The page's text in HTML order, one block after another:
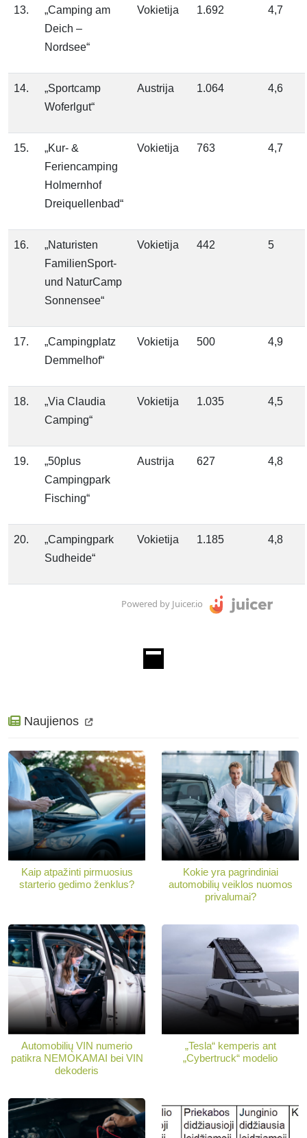
13.
„Camping am
Deich –
Nordsee“
Vokietija 1.692 4,7
14.
„Sportcamp
Woferlgut“
Austrija 1.064 4,6
15.
„Kur- &
Feriencamping
Holmernhof
Dreiquellenbad“
Vokietija 763 4,7
16.
„Naturisten
FamilienSport-
und NaturCamp
Sonnensee“
Vokietija 442 5
17.
„Campingplatz
Demmelhof“
Vokietija 500 4,9
18.
„Via Claudia
Camping“
Vokietija 1.035 4,5
19.
„50plus
Campingpark
Fisching“
Austrija 627 4,8
20.
„Campingpark
Sudheide“
Vokietija 1.185 4,8
Powered by Juicer.io
Naujienos
Kaip atpažinti pirmuosius
starterio gedimo ženklus?
Kokie yra pagrindiniai
automobilių veiklos nuomos
privalumai?
Automobilių VIN numerio
patikra NEMOKAMAI bei VIN
dekoderis
„Tesla“ kemperis ant
„Cybertruck“ modelio